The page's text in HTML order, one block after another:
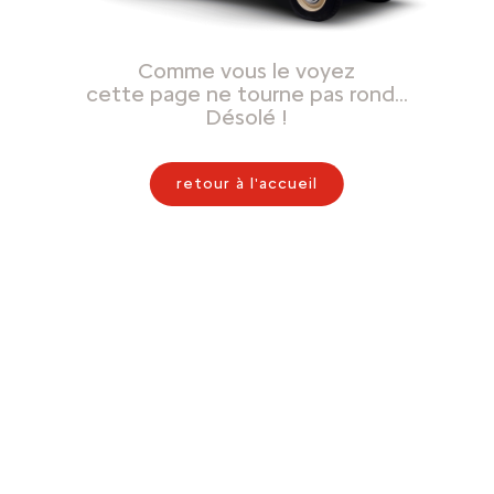
Comme vous le voyez
cette page ne tourne pas rond…
Désolé !
retour à l'accueil